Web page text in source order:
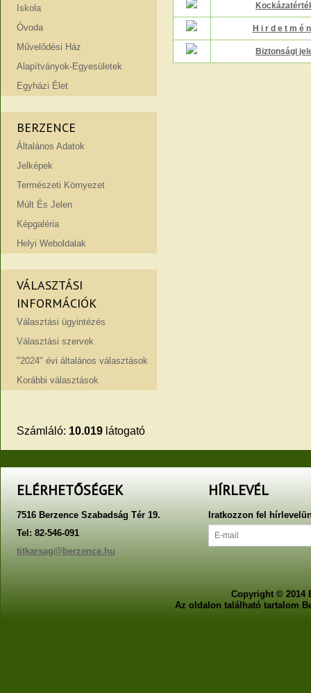
Iskola
Óvoda
Művelődési Ház
Alapítványok-Egyesületek
Egyházi Élet
BERZENCE
Általános Adatok
Jelképek
Természeti Környezet
Múlt És Jelen
Képgaléria
Helyi Weboldalak
VÁLASZTÁSI
INFORMÁCIÓK
Választási ügyintézés
Választási szervek
"2024" évi általános választások
Korábbi választások
H i r d e t m é
Biztonsági
Számláló: 10.019látogató
ELÉRHETŐSÉGEK
7516 Berzence Szabadság Tér 19.
Tel: 82-546-091
titkarsag@berzence.hu
HÍRLEVÉL
Iratkozzon fel
Copyright © 2014
Az oldalon található tartalom